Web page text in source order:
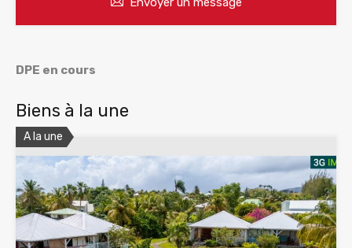
DPE en cours
Biens à la une
A la une